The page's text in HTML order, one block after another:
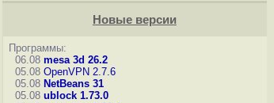
Новые версии
Программы:
06.08 mesa 3d 26.2
05.08 OpenVPN 2.7.6
05.08 NetBeans 31
05.08 ublock 1.73.0